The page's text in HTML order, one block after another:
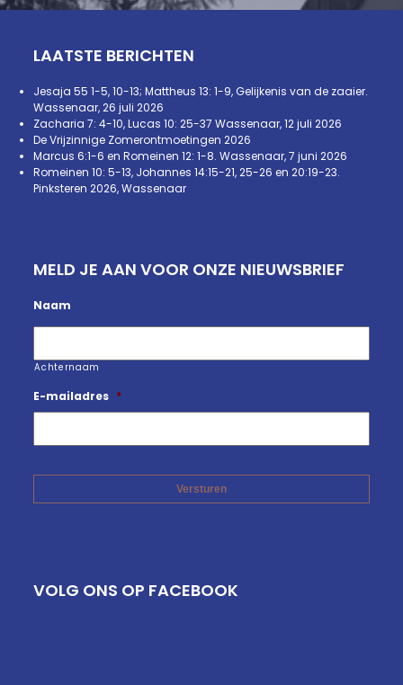
LAATSTE BERICHTEN
Jesaja 55 1-5, 10-13; Mattheus 13: 1-9, Gelijkenis van de zaaier.
Wassenaar, 26 juli 2026
Zacharia 7: 4-10, Lucas 10: 25-37 Wassenaar, 12 juli 2026
De Vrijzinnige Zomerontmoetingen 2026
Marcus 6:1-6 en Romeinen 12: 1-8. Wassenaar, 7 juni 2026
Romeinen 10: 5-13, Johannes 14:15-21, 25-26 en 20:19-23.
Pinksteren 2026, Wassenaar
MELD JE AAN VOOR ONZE NIEUWSBRIEF
Naam
Achternaam
E-mailadres *
VOLG ONS OP FACEBOOK